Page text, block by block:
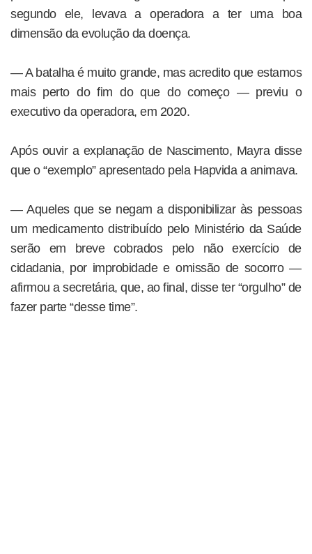
segundo ele, levava a operadora a ter uma boa
dimensão da evolução da doença.
— A batalha é muito grande, mas acredito que estamos
mais perto do fim do que do começo — previu o
executivo da operadora, em 2020.
Após ouvir a explanação de Nascimento, Mayra disse
que o “exemplo” apresentado pela Hapvida a animava.
— Aqueles que se negam a disponibilizar às pessoas
um medicamento distribuído pelo Ministério da Saúde
serão em breve cobrados pelo não exercício de
cidadania, por improbidade e omissão de socorro —
afirmou a secretária, que, ao final, disse ter “orgulho” de
fazer parte “desse time”.